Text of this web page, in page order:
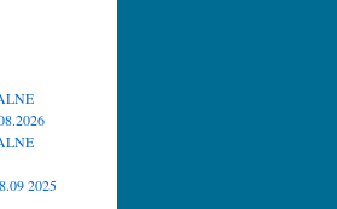
2025